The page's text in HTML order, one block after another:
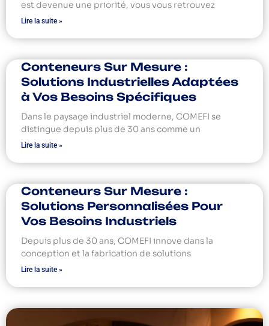
est devenue une priorité, vous vous retrouvez
Lire la suite »
Conteneurs Sur Mesure :
Solutions Industrielles Adaptées
à Vos Besoins Spécifiques
Dans le paysage industriel moderne, COMEFI se
distingue depuis plus de 30 ans comme un
Lire la suite »
Conteneurs Sur Mesure :
Solutions Personnalisées Pour
Vos Besoins Industriels
Depuis plus de 30 ans, COMEFI innove dans la
conception et la fabrication de solutions
Lire la suite »